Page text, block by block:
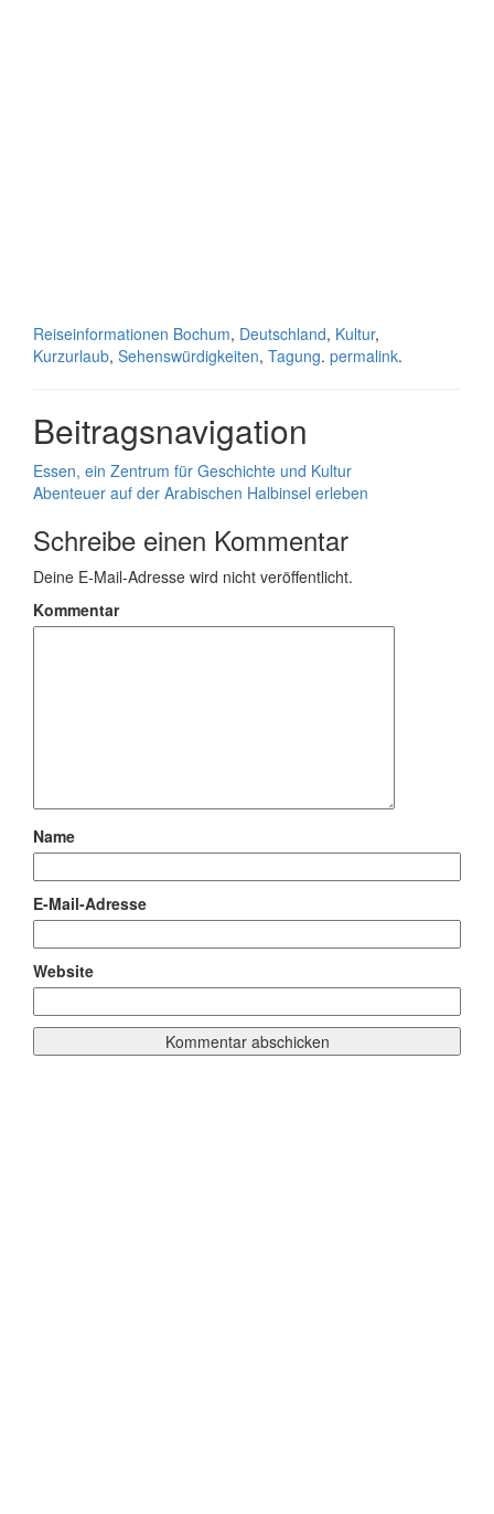
Reiseinformationen Bochum, Deutschland, Kultur,
Kurzurlaub, Sehenswürdigkeiten, Tagung. permalink.
Beitragsnavigation
Essen, ein Zentrum für Geschichte und Kultur
Abenteuer auf der Arabischen Halbinsel erleben
Schreibe einen Kommentar
Deine E-Mail-Adresse wird nicht veröffentlicht.
Kommentar
Name
E-Mail-Adresse
Website